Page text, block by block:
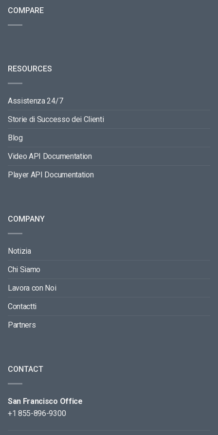
COMPARE
RESOURCES
Assistenza 24/7
Storie di Successo dei Clienti
Blog
Video API Documentation
Player API Documentation
COMPANY
Notizia
Chi Siamo
Lavora con Noi
Contactti
Partners
CONTACT
San Francisco Office
+1 855-896-9300